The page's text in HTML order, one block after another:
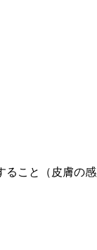
こと（皮膚の